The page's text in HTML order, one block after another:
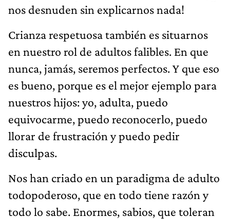
nos desnuden sin explicarnos nada!
Crianza respetuosa también es situarnos
en nuestro rol de adultos falibles. En que
nunca, jamás, seremos perfectos. Y que eso
es bueno, porque es el mejor ejemplo para
nuestros hijos: yo, adulta, puedo
equivocarme, puedo reconocerlo, puedo
llorar de frustración y puedo pedir
disculpas.
Nos han criado en un paradigma de adulto
todopoderoso, que en todo tiene razón y
todo lo sabe. Enormes, sabios, que toleran